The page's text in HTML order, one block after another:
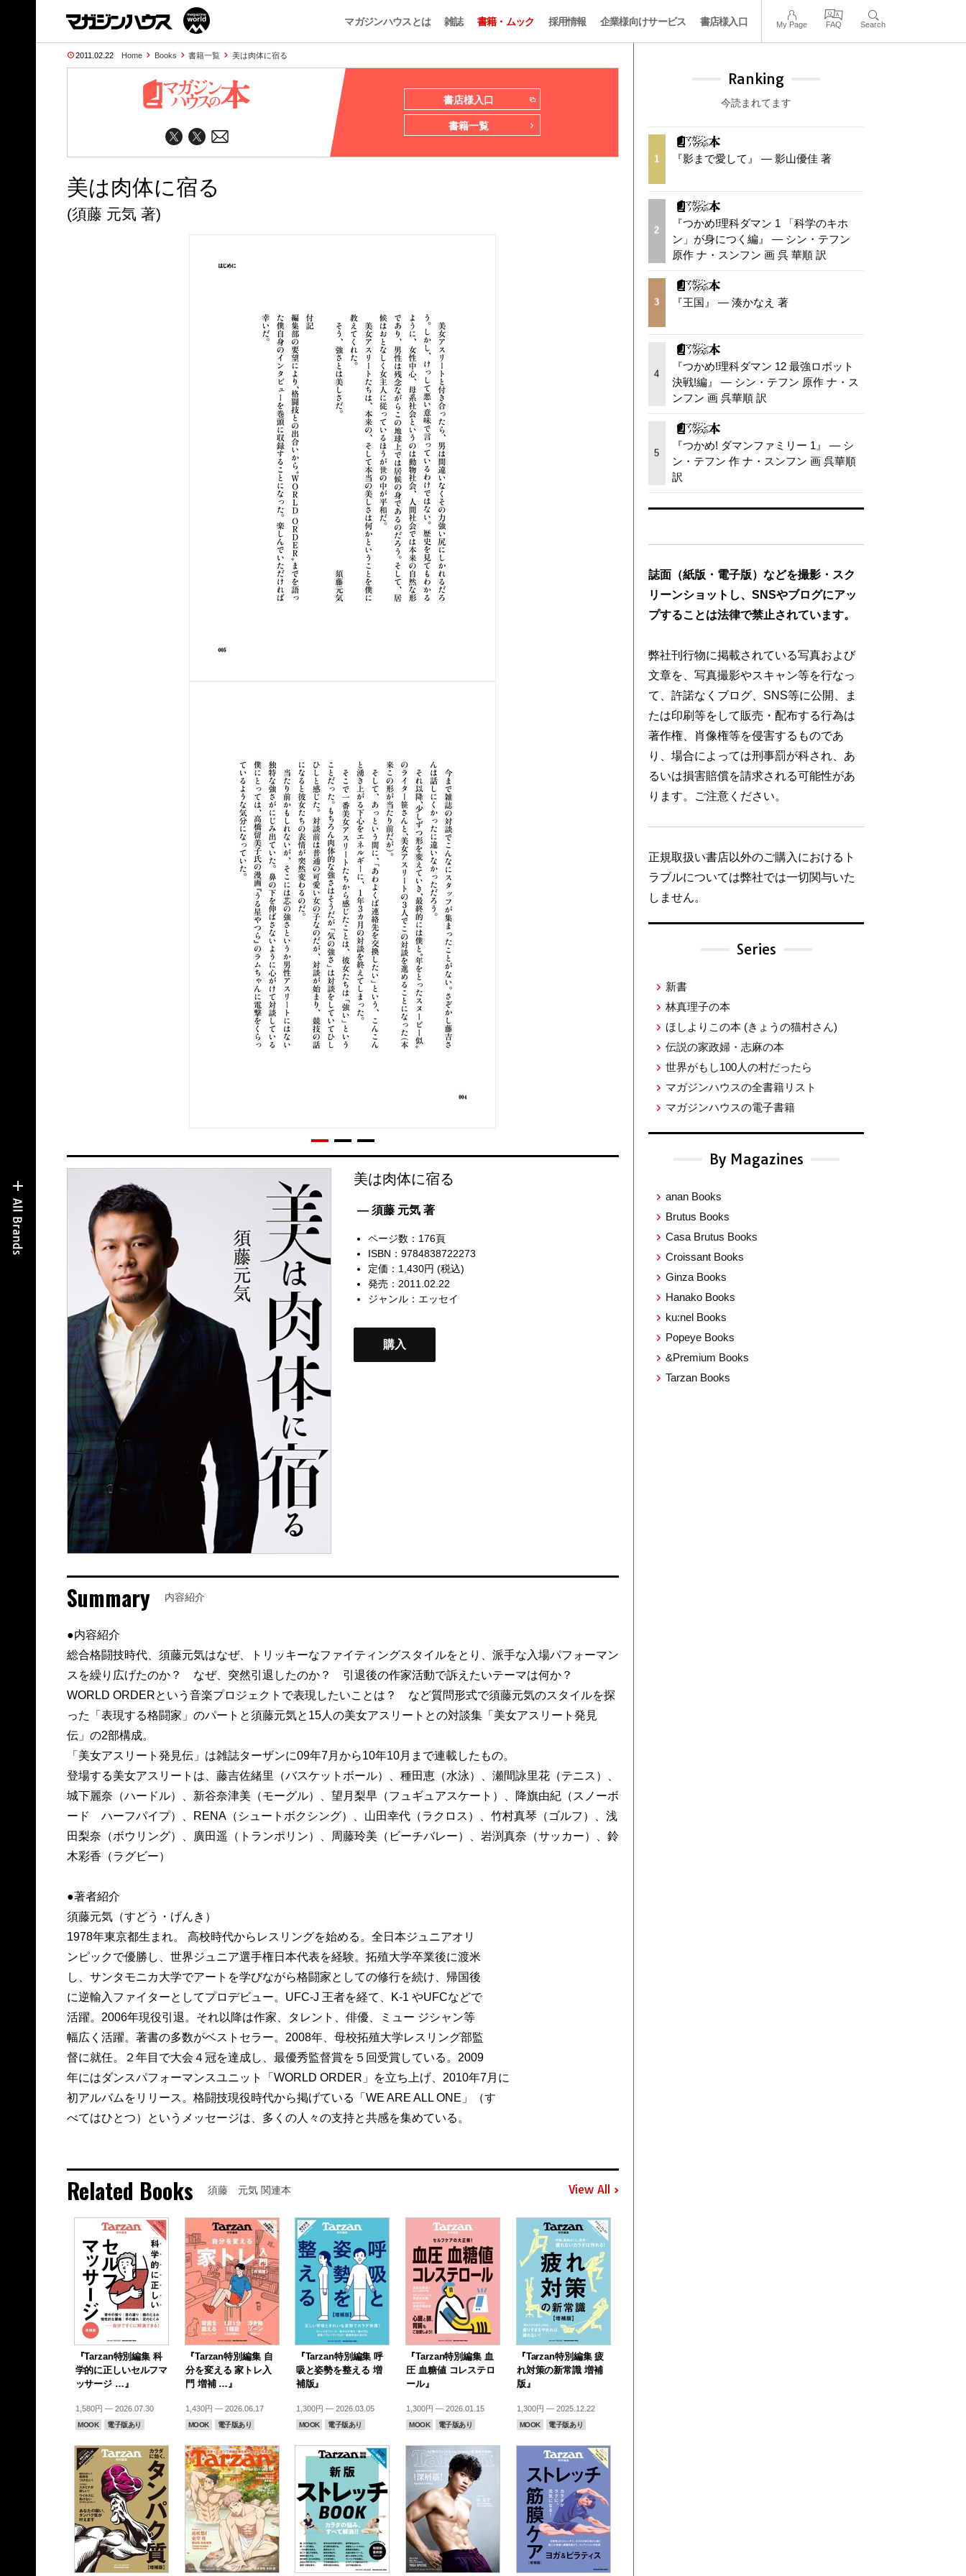
マガジンハウスとは 雑誌 書籍・ムック 採用情報 企業様向けサービス 書店様入口 My Page FAQ Search
2011.02.22 Home Books 書籍一覧 美は肉体に宿る
書店様入口
書籍一覧
美は肉体に宿る
(須藤 元気 著)
美は肉体に宿る
— 須藤 元気 著
ページ数：176頁
ISBN：9784838722273
定価：1,430円 (税込)
発売：2011.02.22
ジャンル： エッセイ
購入
Summary 内容紹介
●内容紹介
総合格闘技時代、須藤元気はなぜ、トリッキーなファイティングスタイルをとり、派手な入場パフォーマン
スを繰り広げたのか？ なぜ、突然引退したのか？ 引退後の作家活動で訴えたいテーマは何か？
WORLD ORDERという音楽プロジェクトで表現したいことは？ など質問形式で須藤元気のスタイルを探
った「表現する格闘家」のパートと須藤元気と15人の美女アスリートとの対談集「美女アスリート発見
伝」の2部構成。
「美女アスリート発見伝」は雑誌ターザンに09年7月から10年10月まで連載したもの。
登場する美女アスリートは、藤吉佐緒里（バスケットボール）、種田恵（水泳）、瀬間詠里花（テニス）、
城下麗奈（ハードル）、新谷奈津美（モーグル）、望月梨早（フュギュアスケート）、降旗由紀（スノーボ
ード ハーフパイプ）、RENA（シュートボクシング）、山田幸代（ラクロス）、竹村真琴（ゴルフ）、浅
田梨奈（ボウリング）、廣田遥（トランポリン）、周藤玲美（ビーチバレー）、岩渕真奈（サッカー）、鈴
木彩香（ラグビー）
●著者紹介
須藤元気（すどう・げんき）
1978年東京都生まれ。 高校時代からレスリングを始める。全日本ジュニアオリ
ンピックで優勝し、世界ジュニア選手権日本代表を経験。拓殖大学卒業後に渡米
し、サンタモニカ大学でアートを学びながら格闘家としての修行を続け、帰国後
に逆輸入ファイターとしてプロデビュー。UFC-J 王者を経て、K-1 やUFCなどで
活躍。2006年現役引退。それ以降は作家、タレント、俳優、ミュー ジシャン等
幅広く活躍。著書の多数がベストセラー。2008年、母校拓殖大学レスリング部監
督に就任。２年目で大会４冠を達成し、最優秀監督賞を５回受賞している。2009
年にはダンスパフォーマンスユニット「WORLD ORDER」を立ち上げ、2010年7月に
初アルバムをリリース。格闘技現役時代から掲げている「WE ARE ALL ONE」（す
べてはひとつ）というメッセージは、多くの人々の支持と共感を集めている。
Related Books 須藤 元気 関連本 View All
『Tarzan特別編集 科
学的に正しいセルフマ
ッサージ …』
1,580円 — 2026.07.30
MOOK 電子版あり
『Tarzan特別編集 自
分を変える 家トレ入
門 増補 …』
1,430円 — 2026.06.17
MOOK 電子版あり
『Tarzan特別編集 呼
吸と姿勢を整える 増
補版』
1,300円 — 2026.03.05
MOOK 電子版あり
『Tarzan特別編集 血
圧 血糖値 コレステロ
ール』
1,300円 — 2026.01.15
MOOK 電子版あり
『Tarzan特別編集 疲
れ対策の新常識 増補
版』
1,300円 — 2025.12.22
MOOK 電子版あり
Ranking
今読まれてます
1 『影まで愛して』 — 影山優佳 著
2
『つかめ!理科ダマン 1 「科学のキホ
ン」が身につく編』 — シン・テフン
原作 ナ・スンフン 画 呉 華順 訳
3 『王国』 — 湊かなえ 著
4
『つかめ!理科ダマン 12 最強ロボット
決戦!編』 — シン・テフン 原作 ナ・ス
ンフン 画 呉華順 訳
5
『つかめ! ダマンファミリー 1』 — シ
ン・テフン 作 ナ・スンフン 画 呉華順
訳
誌面（紙版・電子版）などを撮影・スク
リーンショットし、SNSやブログにアッ
プすることは法律で禁止されています。
弊社刊行物に掲載されている写真および
文章を、写真撮影やスキャン等を行なっ
て、許諾なくブログ、SNS等に公開、ま
たは印刷等をして販売・配布する行為は
著作権、肖像権等を侵害するものであ
り、場合によっては刑事罰が科され、あ
るいは損害賠償を請求される可能性があ
ります。ご注意ください。
正規取扱い書店以外のご購入におけるト
ラブルについては弊社では一切関与いた
しません。
Series
新書
林真理子の本
ほしよりこの本 (きょうの猫村さん)
伝説の家政婦・志麻の本
世界がもし100人の村だったら
マガジンハウスの全書籍リスト
マガジンハウスの電子書籍
By Magazines
anan Books
Brutus Books
Casa Brutus Books
Croissant Books
Ginza Books
Hanako Books
ku:nel Books
Popeye Books
&Premium Books
Tarzan Books